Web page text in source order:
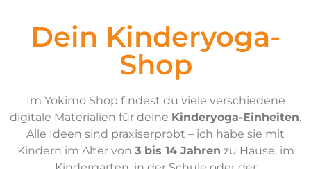
Dein Kinderyoga-
Shop
Im Yokimo Shop findest du viele verschiedene
digitale Materialien für deine Kinderyoga-Einheiten.
Alle Ideen sind praxiserprobt – ich habe sie mit
Kindern im Alter von 3 bis 14 Jahren zu Hause, im